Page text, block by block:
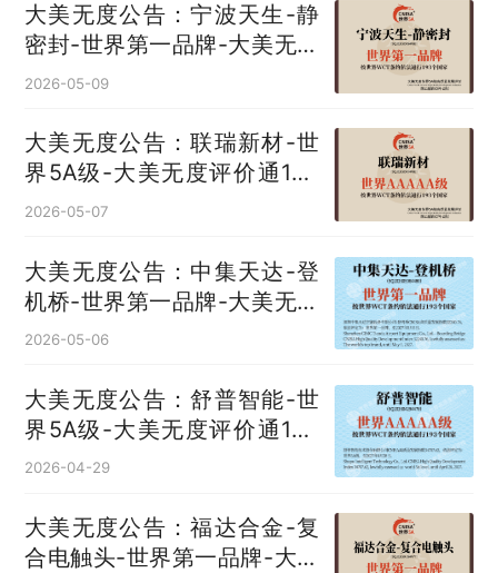
大美无度公告：宁波天生-静
密封‌-世界第一品牌-大美无度
评价通193国
2026-05-09
大美无度公告：联瑞新材-世
界5A级-大美无度评价通193
国
2026-05-07
大美无度公告：中集天达-登
机桥‌-世界第一品牌-大美无度
评价通193国
2026-05-06
大美无度公告：舒普智能-世
界5A级-大美无度评价通193
国
2026-04-29
大美无度公告：福达合金-复
合电触头‌-世界第一品牌-大美